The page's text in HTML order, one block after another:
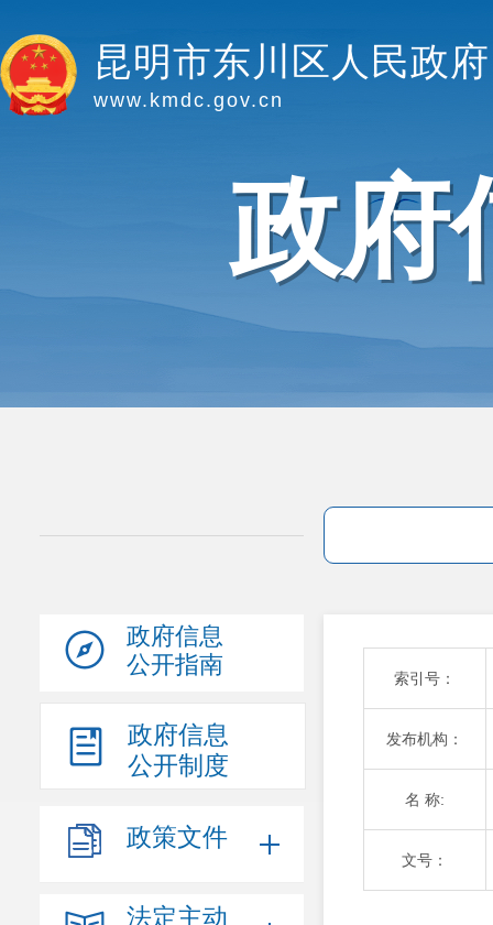
昆明市东川区人民政府
www.kmdc.gov.cn
政府
政府信息
公开指南
政府信息
公开制度
政策文件
法定主动
索引号：
发布机构：
名 称:
文号：